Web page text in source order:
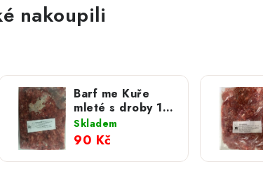
nakoupili
Barf me Kuře
mleté s droby 1
kg
Skladem
90 Kč